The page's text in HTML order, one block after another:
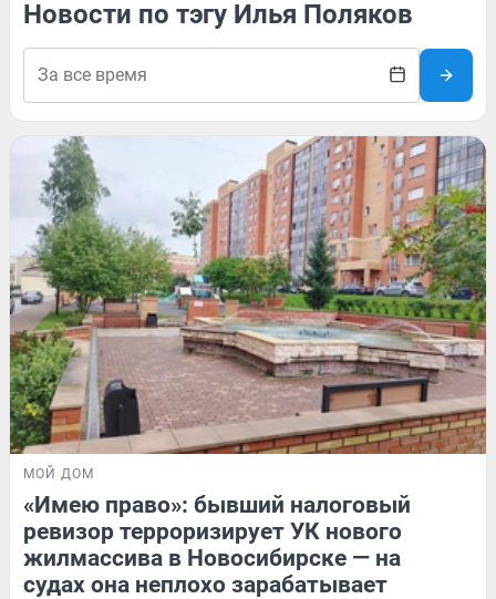
Новости по тэгу Илья Поляков
МОЙ ДОМ
«Имею право»: бывший налоговый
ревизор терроризирует УК нового
жилмассива в Новосибирске — на
судах она неплохо зарабатывает